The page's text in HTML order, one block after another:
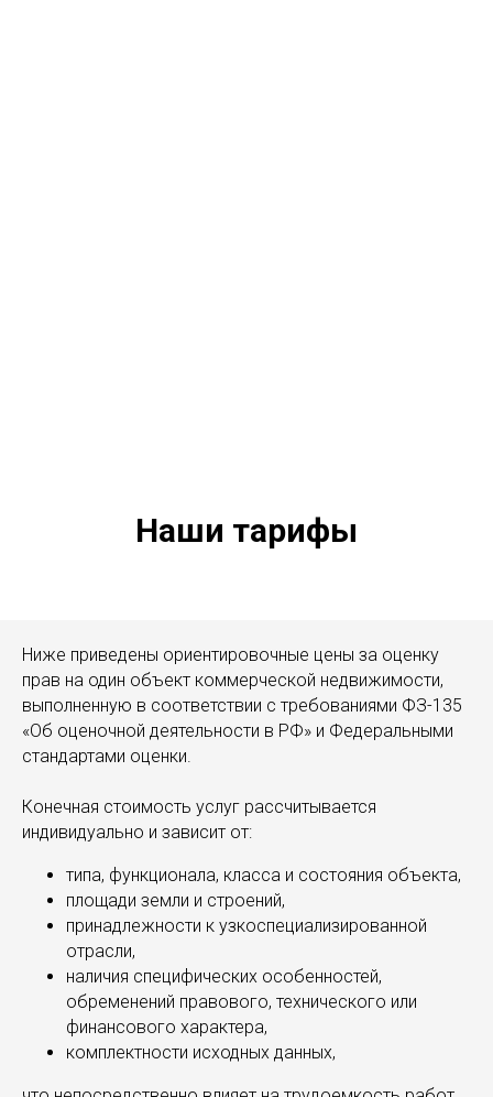
Наши тарифы
Ниже приведены ориентировочные цены за оценку
прав на один объект коммерческой недвижимости,
выполненную в соответствии с требованиями ФЗ-135
«Об оценочной деятельности в РФ» и Федеральными
стандартами оценки.
Конечная стоимость услуг рассчитывается
индивидуально и зависит от:
типа, функционала, класса и состояния объекта,
площади земли и строений,
принадлежности к узкоспециализированной
отрасли,
наличия специфических особенностей,
обременений правового, технического или
финансового характера,
комплектности исходных данных,